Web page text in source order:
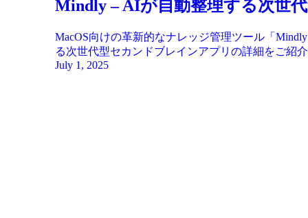
Mindly – AIが自動整理する次世
MacOS向けの革新的なナレッジ管理ツール「
る次世代型セカンドブレインアプリの詳細をご紹介
July 1, 2025